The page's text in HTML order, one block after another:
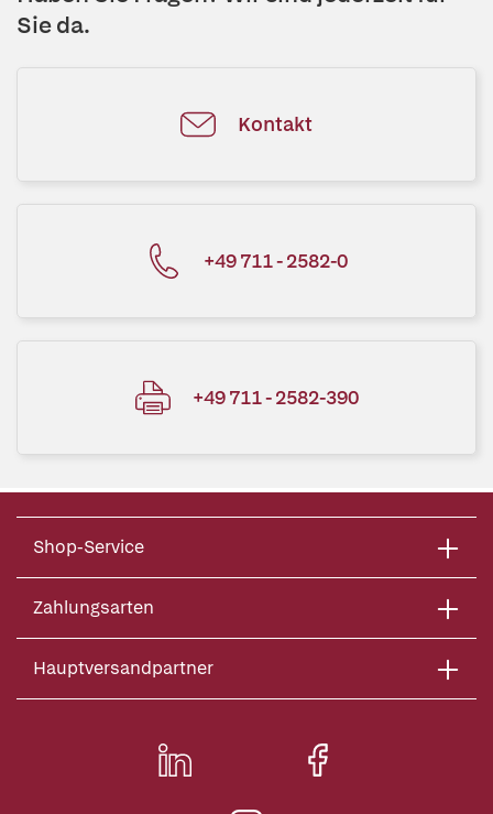
Sie da.
Kontakt
+49 711 - 2582-0
+49 711 - 2582-390
Shop-Service
Zahlungsarten
Hauptversandpartner